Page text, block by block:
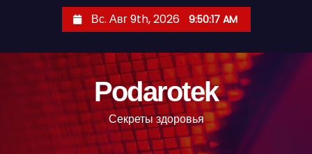
Вс. Авг 9th, 2026 9:50:18 AM
Podarotek
Секреты здоровья